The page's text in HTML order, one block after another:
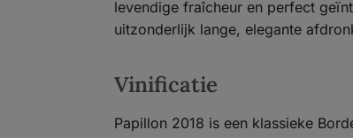
levendige fraîcheur en perfect
uitzonderlijk lange, elegante
Vinificatie
Papillon 2018 is een klassieke